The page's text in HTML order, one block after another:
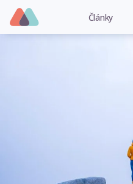
Články